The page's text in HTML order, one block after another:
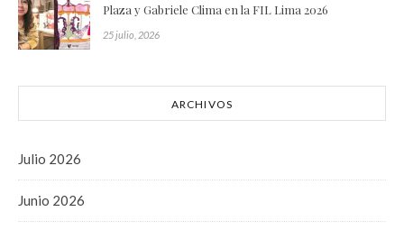
Plaza y Gabriele Clima en la FIL Lima 2026
25 julio, 2026
ARCHIVOS
Julio 2026
Junio 2026